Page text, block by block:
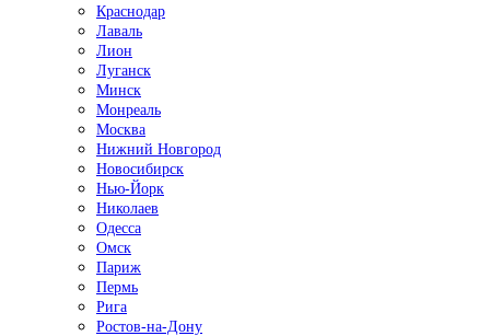
Краснодар
Лаваль
Лион
Луганск
Минск
Монреаль
Москва
Нижний Новгород
Новосибирск
Нью-Йорк
Николаев
Одесса
Омск
Париж
Пермь
Рига
Ростов-на-Дону